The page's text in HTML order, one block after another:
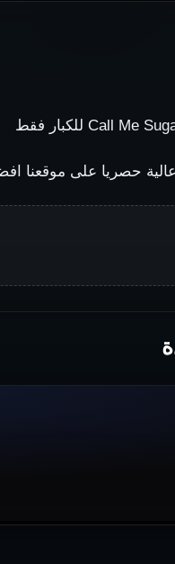
حصريا على موقعنا